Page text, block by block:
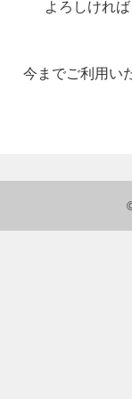
よろしければ
今までご利用い